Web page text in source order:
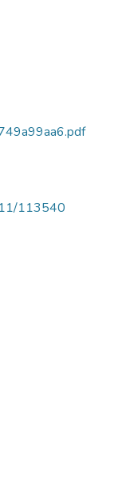
113540